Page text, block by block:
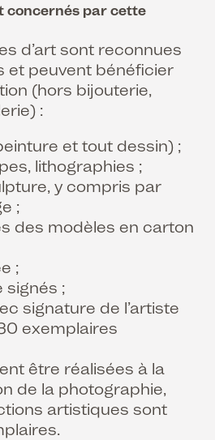
concernés par cette
d’art sont reconnues
et peuvent bénéficier
(hors bijouterie,
:
et tout dessin) ;
lithographies ;
y compris par
;
des modèles en carton
;
signés ;
signature de l’artiste
exemplaires
être réalisées à la
de la photographie,
artistiques sont